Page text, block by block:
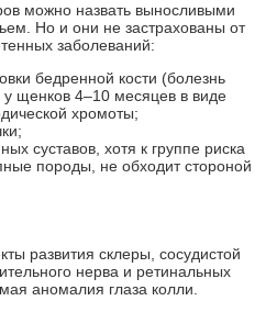
можно назвать выносливыми
Но и они не застрахованы от
заболеваний:
бедренной кости (болезнь
у щенков 4–10 месяцев в виде
хромоты;
суставов, хотя к группе риска
породы, не обходит стороной
развития склеры, сосудистой
нерва и ретинальных
аномалия глаза колли.